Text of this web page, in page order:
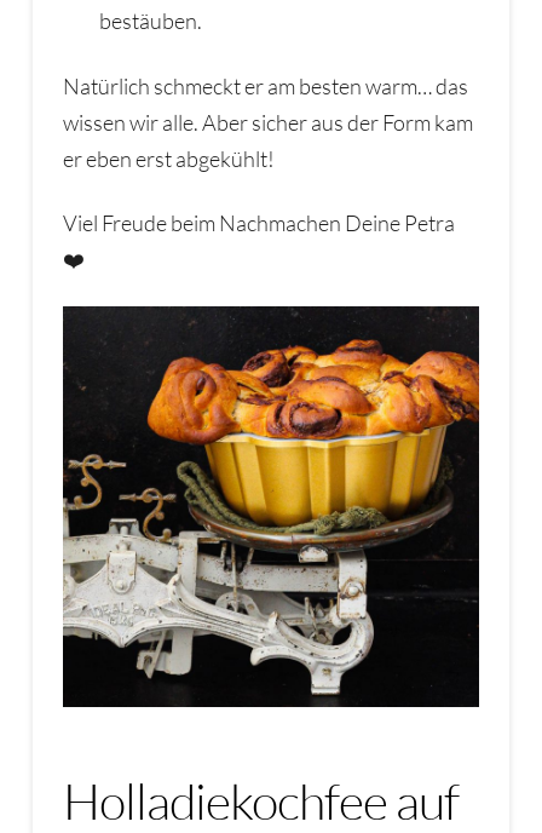
bestäuben.
Natürlich schmeckt er am besten warm… das
wissen wir alle. Aber sicher aus der Form kam
er eben erst abgekühlt!
Viel Freude beim Nachmachen Deine Petra
❤️
Holladiekochfee auf